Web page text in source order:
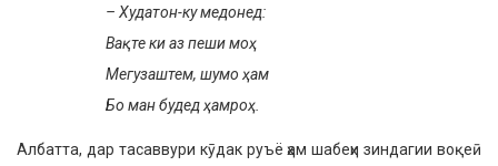
– Худатон-ку медонед:
Вақте ки аз пеши моҳ
Мегузаштем, шумо ҳам
Бо ман будед ҳамроҳ.
Албатта, дар тасаввури кӯдак руъё ҳам шабеҳи зиндагии воқеӣ